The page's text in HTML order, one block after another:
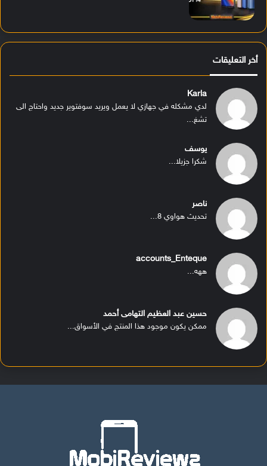
أخر التعليقات
Karla
لدي مشكله في جهازي لا يعمل ويريد سوفتوير جديد واحتاج الى
تشغ...
يوسف
شكرا جزيلا...
ناصر
تحديث هواوي 8...
accounts_Enteque
ههه...
حسين عبد العظيم التهامى أحمد
ممكن يكون موجود هذا المنتج في الأسواق...